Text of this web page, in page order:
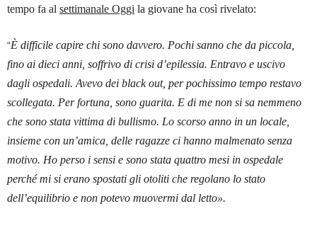
tempo fa al settimanale Oggi la giovane ha così rivelato:
“È difficile capire chi sono davvero. Pochi sanno che da piccola,
fino ai dieci anni, soffrivo di crisi d’epilessia. Entravo e uscivo
dagli ospedali. Avevo dei black out, per pochissimo tempo restavo
scollegata. Per fortuna, sono guarita. E di me non si sa nemmeno
che sono stata vittima di bullismo. Lo scorso anno in un locale,
insieme con un’amica, delle ragazze ci hanno malmenato senza
motivo. Ho perso i sensi e sono stata quattro mesi in ospedale
perché mi si erano spostati gli otoliti che regolano lo stato
dell’equilibrio e non potevo muovermi dal letto».